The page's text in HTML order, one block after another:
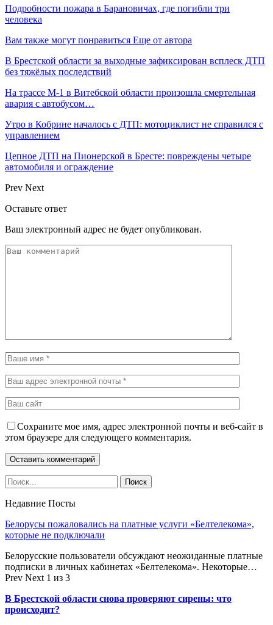
Подробности пожара в Барановичах, где погибли три
человека
Вам также могут понравиться Еще от автора
В Брестской области за выходные зафиксирован всплеск ДТП
без тяжёлых последствий
На трассе М-1 в Витебской области произошла смертельная
авария с автобусом…
Утро в Кобрине началось с ДТП: мотоциклист не справился с
управлением
Цепное ДТП на Пионерской в Бресте: повреждены четыре
автомобиля и ограждение
Prev Next
Оставьте ответ
Ваш электронный адрес не будет опубликован.
Сохраните мое имя, адрес электронной почты и веб-сайт в
этом браузере для следующего комментария.
Недавние Посты
Белорусы пожаловались на платные услуги «Белтелекома»,
которые не подключали
Белорусские пользователи обсуждают неожиданные платные
подписки в личных кабинетах «Белтелекома». Некоторые…
Prev Next 1 из 3
В Брестской области снова проверяют сирены: что
происходит?